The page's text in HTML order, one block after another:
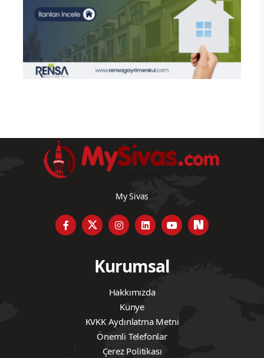
My Sivas
Kurumsal
Hakkımızda
Künye
KVKK Aydınlatma Metni
Önemli Telefonlar
Çerez Politikası